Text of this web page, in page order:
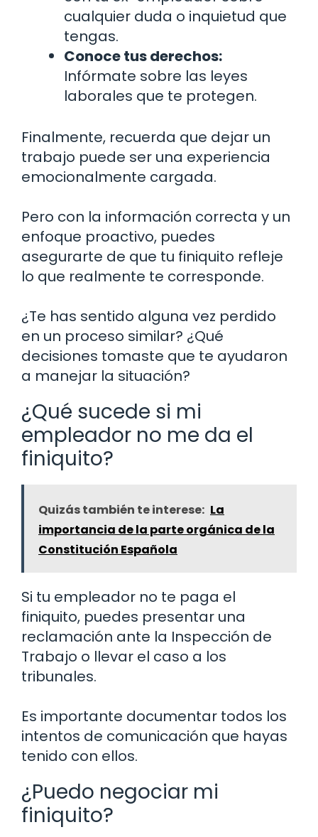
cualquier duda o inquietud que
tengas.
Conoce tus derechos:
Infórmate sobre las leyes
laborales que te protegen.
Finalmente, recuerda que dejar un
trabajo puede ser una experiencia
emocionalmente cargada.
Pero con la información correcta y un
enfoque proactivo, puedes
asegurarte de que tu finiquito refleje
lo que realmente te corresponde.
¿Te has sentido alguna vez perdido
en un proceso similar? ¿Qué
decisiones tomaste que te ayudaron
a manejar la situación?
¿Qué sucede si mi
empleador no me da el
finiquito?
Quizás también te interese: La
importancia de la parte orgánica de la
Constitución Española
Si tu empleador no te paga el
finiquito, puedes presentar una
reclamación ante la Inspección de
Trabajo o llevar el caso a los
tribunales.
Es importante documentar todos los
intentos de comunicación que hayas
tenido con ellos.
¿Puedo negociar mi
finiquito?